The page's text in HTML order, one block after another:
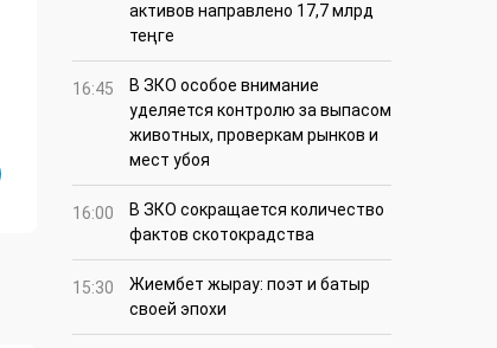
активов направлено 17,7 млрд
теңге
16:45
В ЗКО особое внимание
уделяется контролю за выпасом
животных, проверкам рынков и
мест убоя
16:00
В ЗКО сокращается количество
фактов скотокрадства
15:30
Жиембет жырау: поэт и батыр
своей эпохи